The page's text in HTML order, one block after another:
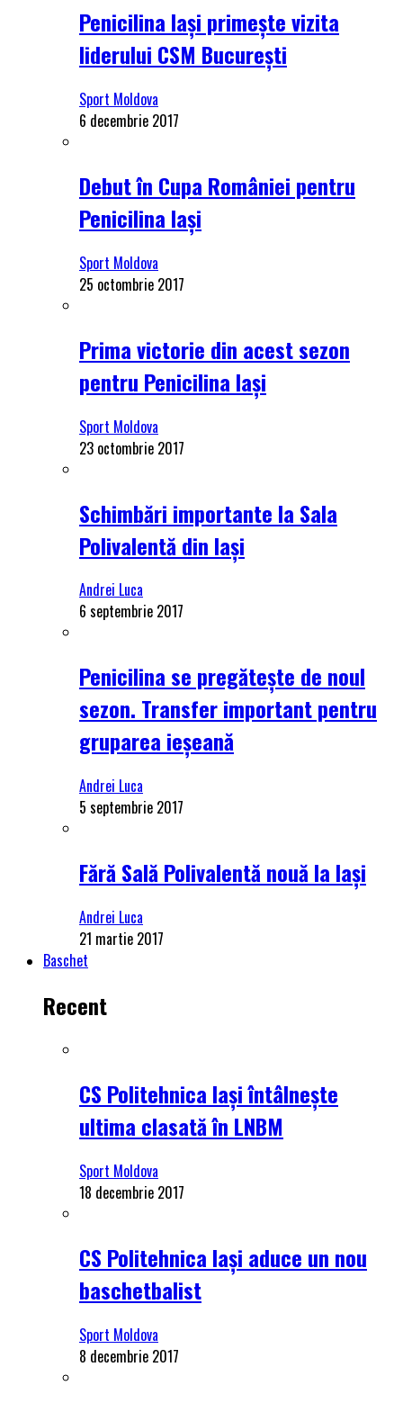
Penicilina Iași primește vizita
liderului CSM București
Sport Moldova
6 decembrie 2017
Debut în Cupa României pentru
Penicilina Iași
Sport Moldova
25 octombrie 2017
Prima victorie din acest sezon
pentru Penicilina Iași
Sport Moldova
23 octombrie 2017
Schimbări importante la Sala
Polivalentă din Iași
Andrei Luca
6 septembrie 2017
Penicilina se pregătește de noul
sezon. Transfer important pentru
gruparea ieșeană
Andrei Luca
5 septembrie 2017
Fără Sală Polivalentă nouă la Iași
Andrei Luca
21 martie 2017
Baschet
Recent
CS Politehnica Iași întâlnește
ultima clasată în LNBM
Sport Moldova
18 decembrie 2017
CS Politehnica Iași aduce un nou
baschetbalist
Sport Moldova
8 decembrie 2017